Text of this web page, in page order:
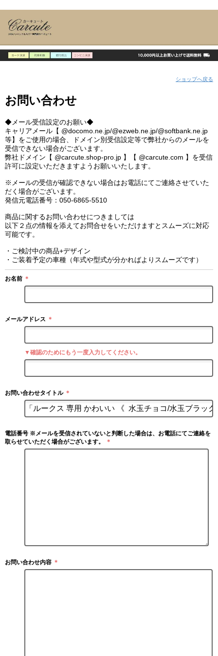
ショップへ戻る
お問い合わせ
◆メール受信設定のお願い◆
キャリアメール【 @docomo.ne.jp/@ezweb.ne.jp/@softbank.ne.jp
等】をご使用の場合、ドメイン別受信設定等で弊社からのメールを
受信できない場合がございます。
弊社ドメイン【 @carcute.shop-pro.jp 】【 @carcute.com 】を受信
許可に設定いただきますようお願いいたします。
※メールの受信が確認できない場合はお電話にてご連絡させていた
だく場合がございます。
発信元電話番号：050-6865-5510
商品に関するお問い合わせにつきましては
以下２点の情報を添えてお問合せをいただけますとスムーズに対応
可能です。
・ご検討中の商品+デザイン
・ご装着予定の車種（年式や型式が分かればよりスムーズです）
お名前 ＊
メールアドレス ＊
▼確認のためにもう一度入力してください。
お問い合わせタイトル ＊
電話番号 ※メールを受信されていないと判断した場合は、お電話にてご連絡を
取らせていただく場合がございます。
＊
お問い合わせ内容 ＊